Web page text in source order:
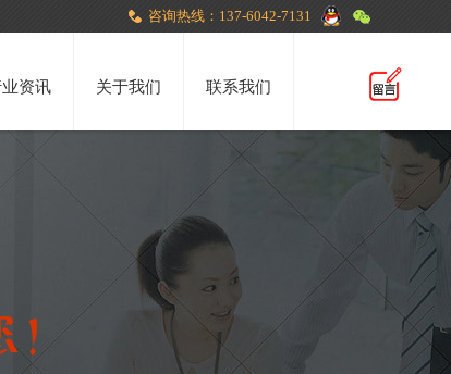
咨询热线：137-6042-7131
资讯 关于我们 联系我们